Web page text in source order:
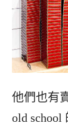
他們也有
old school